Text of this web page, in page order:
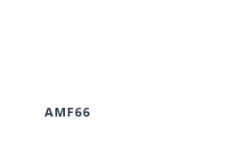
AMF66